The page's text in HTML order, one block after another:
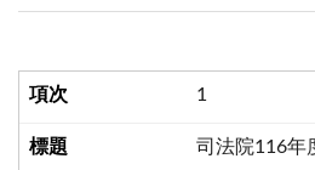
1
司法院116年